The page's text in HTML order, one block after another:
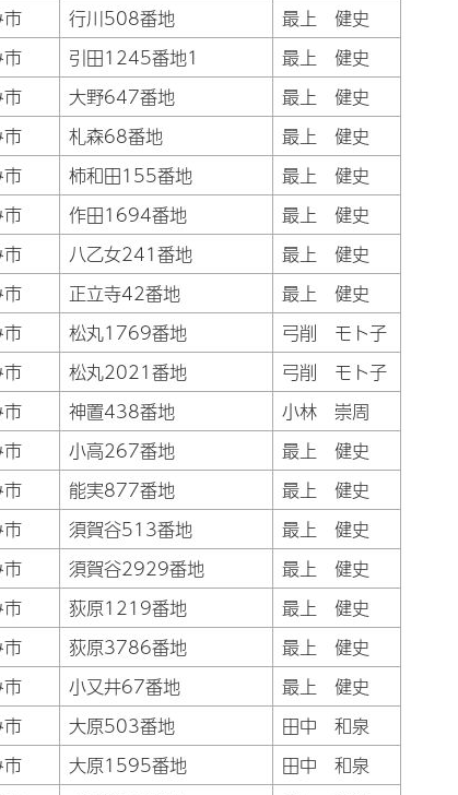
行川508番地
最上 健史
引田1245番地1
最上 健史
大野647番地
最上 健史
札森68番地
最上 健史
柿和田155番地
最上 健史
作田1694番地
最上 健史
八乙女241番地
最上 健史
正立寺42番地
最上 健史
松丸1769番地
弓削 モト子
松丸2021番地
弓削 モト子
神置438番地
小林 崇周
小高267番地
最上 健史
能実877番地
最上 健史
須賀谷513番地
最上 健史
須賀谷2929番地
最上 健史
荻原1219番地
最上 健史
荻原3786番地
最上 健史
小又井67番地
最上 健史
大原503番地
田中 和泉
大原1595番地
田中 和泉